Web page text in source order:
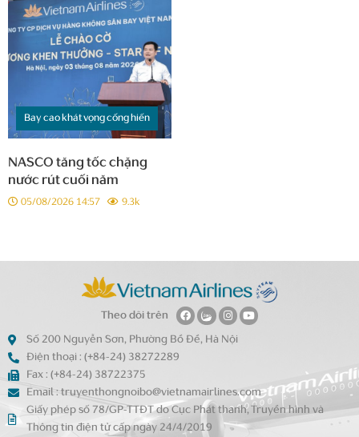
Bay cao khát vọng cống hiến
NASCO tăng tốc chặng
nước rút cuối năm
05/08/2026 14:57 9.3k
Theo dõi trên
Số 200 Nguyễn Sơn, Phường Bồ Đề, Hà Nội
Điện thoại : (+84-24) 38272289
Fax : (+84-24) 38722375
Email : truyenthongnoibo@vietnamairlines.com
Giấy phép số 78/GP-TTĐT do Cục Phát thanh, Truyền hình và
Thông tin điện tử cấp ngày 24/4/2019